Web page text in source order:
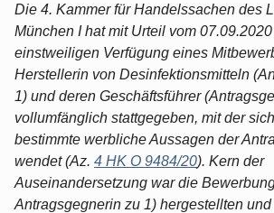
Die 4. Kammer für Handelssachen des
München I hat mit Urteil vom
einstweiligen Verfügung eines
Herstellerin von Desinfektionsmitteln
1) und deren Geschäftsführer
vollumfänglich stattgegeben, mit der
bestimmte werbliche Aussagen der
wendet (Az. 4 HK O 9484/20). Kern der
Auseinandersetzung war die
Antragsgegnerin zu 1) hergestellten